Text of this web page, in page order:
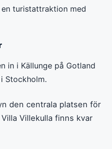
turistattraktion med
in i Källunge på Gotland
Stockholm.
den centrala platsen för
Villekulla finns kvar